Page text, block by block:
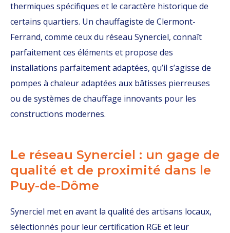
thermiques spécifiques et le caractère historique de
certains quartiers. Un chauffagiste de Clermont-
Ferrand, comme ceux du réseau Synerciel, connaît
parfaitement ces éléments et propose des
installations parfaitement adaptées, qu’il s’agisse de
pompes à chaleur adaptées aux bâtisses pierreuses
ou de systèmes de chauffage innovants pour les
constructions modernes.
Le réseau Synerciel : un gage de
qualité et de proximité dans le
Puy-de-Dôme
Synerciel met en avant la qualité des artisans locaux,
sélectionnés pour leur certification RGE et leur